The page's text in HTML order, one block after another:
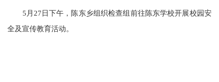
5月27日下午，陈东乡组织检查组前往陈东学校开展校园安
全及宣传教育活动。